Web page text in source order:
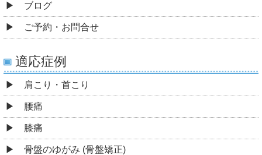
ブログ
ご予約・お問合せ
適応症例
肩こり・首こり
腰痛
膝痛
骨盤のゆがみ (骨盤矯正)